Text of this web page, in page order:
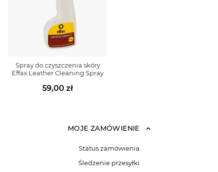
Spray do czyszczenia skóry
Effax Leather Cleaning Spray
59,00 zł
MOJE ZAMÓWIENIE
Status zamówienia
Śledzenie przesyłki